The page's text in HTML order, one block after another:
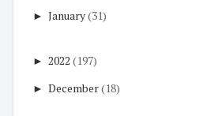
► January(31)
► 2022 (197)
► December(18)